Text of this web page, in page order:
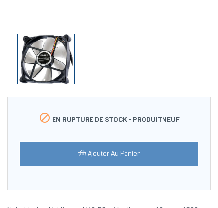
 EN RUPTURE DE STOCK - PRODUITNEUF
Ajouter Au Panier